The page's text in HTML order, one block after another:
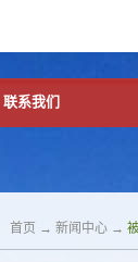
联系我们
首页 → 新闻中心 →